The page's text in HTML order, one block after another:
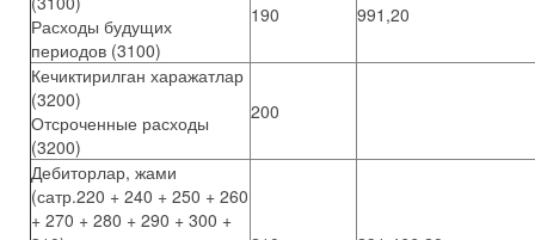
Расходы будущих
периодов (3100)
190 991,20
Кечиктирилган харажатлар
(3200)
Отсроченные расходы
(3200)
200
Дебиторлар, жами
(сатр.220 + 240 + 250 + 260
+ 270 + 280 + 290 + 300 +